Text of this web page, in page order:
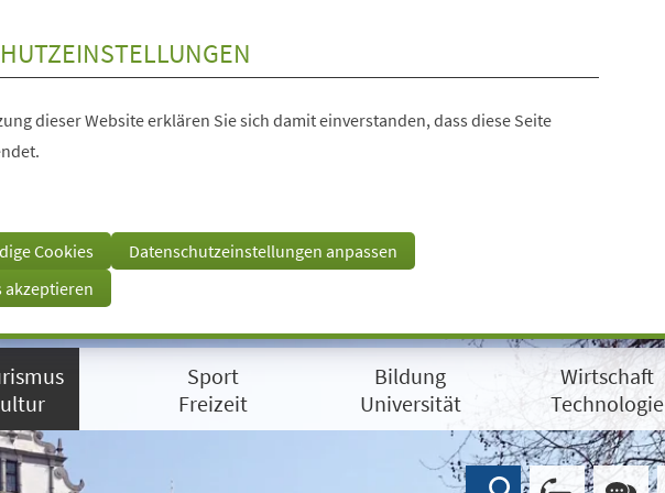
dieser Website erklären Sie sich damit einverstanden, dass diese Seite
Cookies
Datenschutzeinstellungen anpassen
akzeptieren
Sport
Freizeit
Bildung
Universität
Wirtschaft
Technologie